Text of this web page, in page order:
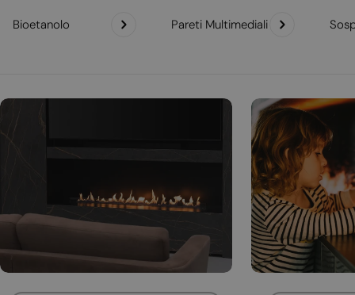
Bioetanolo Pareti Multimediali